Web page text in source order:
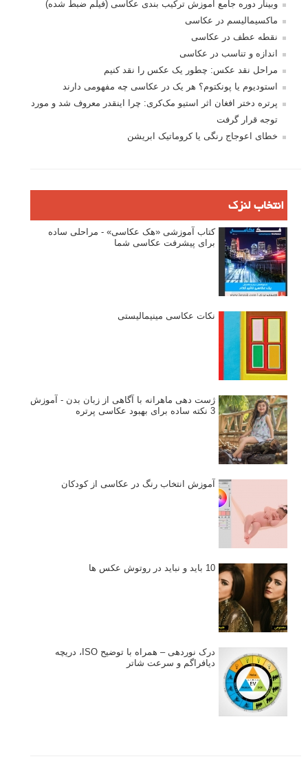
وبینار دوره جامع آموزش ترکیب بندی عکاسی (فیلم ضبط شده)
ماکسیمالیسم در عکاسی
نقطه عطف در عکاسی
اندازه و تناسب در عکاسی
مراحل نقد عکس: چطور یک عکس را نقد کنیم
استودیوم یا پونکتوم؟ هر یک در عکاسی چه مفهومی دارند
پرتره دختر افغان اثر استیو مک‌کری: چرا اینقدر معروف شد و مورد
توجه قرار گرفت
خطای اعوجاج رنگی یا کروماتیک ابریشن
انتخاب لنزک
کتاب آموزشی «هک عکاسی» - مراحلی ساده
برای پیشرفت عکاسی شما
نکات عکاسی مینیمالیستی
ژست دهی ماهرانه با آگاهی از زبان بدن - آموزش
3 نکته ساده برای بهبود عکاسی پرتره
آموزش انتخاب رنگ در عکاسی از کودکان
10 باید و نباید در روتوش عکس ها
درک نوردهی – همراه با توضیح ISO، دریچه
دیافراگم و سرعت شاتر